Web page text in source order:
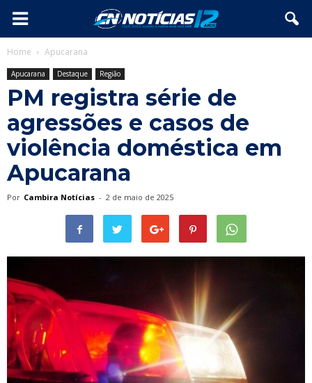
Home Apucarana
Apucarana Destaque Região
PM registra série de
agressões e casos de
violência doméstica em
Apucarana
Por Cambira Notícias - 2 de maio de 2025